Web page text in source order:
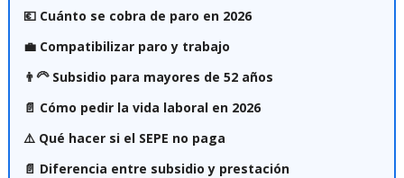
💶 Cuánto se cobra de paro en 2026
💼 Compatibilizar paro y trabajo
👨‍🦳 Subsidio para mayores de 52 años
📄 Cómo pedir la vida laboral en 2026
⚠️ Qué hacer si el SEPE no paga
📄 Diferencia entre subsidio y prestación